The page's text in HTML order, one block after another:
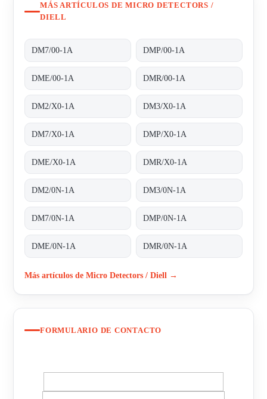
MÁS ARTÍCULOS DE MICRO DETECTORS /
DIELL
DM7/00-1A DMP/00-1A
DME/00-1A DMR/00-1A
DM2/X0-1A DM3/X0-1A
DM7/X0-1A DMP/X0-1A
DME/X0-1A DMR/X0-1A
DM2/0N-1A DM3/0N-1A
DM7/0N-1A DMP/0N-1A
DME/0N-1A DMR/0N-1A
Más artículos de Micro Detectors / Diell →
FORMULARIO DE CONTACTO